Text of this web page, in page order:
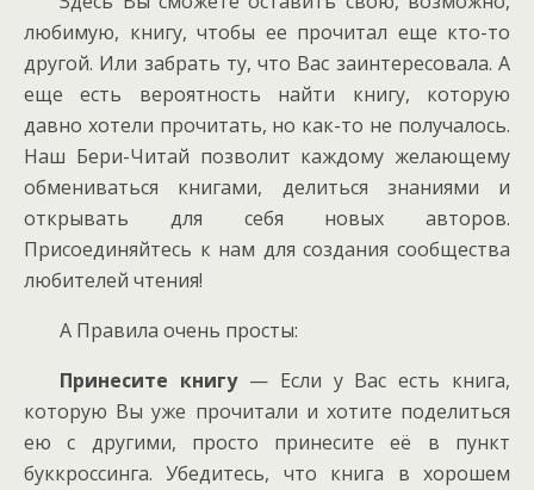
любимую, книгу, чтобы ее прочитал еще кто-то
другой. Или забрать ту, что Вас заинтересовала. А
еще есть вероятность найти книгу, которую
давно хотели прочитать, но как-то не получалось.
Наш Бери-Читай позволит каждому желающему
обмениваться книгами, делиться знаниями и
открывать для себя новых авторов.
Присоединяйтесь к нам для создания сообщества
любителей чтения!
А Правила очень просты:
Принесите книгу— Если у Вас есть книга,
которую Вы уже прочитали и хотите поделиться
ею с другими, просто принесите её в пункт
буккроссинга. Убедитесь, что книга в хорошем